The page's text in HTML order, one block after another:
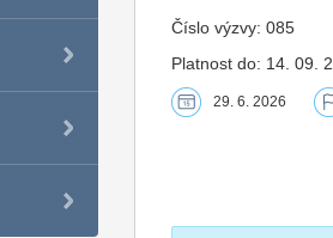
Číslo výzvy: 085
Platnost do: 14. 09.
29. 6. 2026